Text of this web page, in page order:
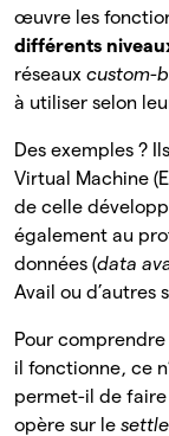
œuvre les
différents
réseaux custom-
à utiliser selon
Des exemples ?
Virtual Machine
de celle
également au
données (data
Avail ou d’autres
Pour comprendre
il fonctionne, ce
permet-il de
opère sur le